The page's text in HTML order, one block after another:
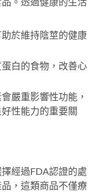
。透過健康的生活
助於維持陰莖的健康
白的食物，改善心
嚴重影響性功能，
性能力的重要關
經過FDA認證的處
，這類商品不僅療